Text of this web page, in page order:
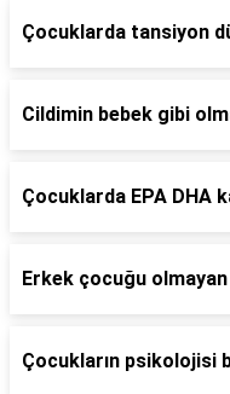
Çocuklarda tansiyon
Cildimin bebek gibi
Çocuklarda EPA DHA
Erkek çocuğu olmayan
Çocukların psikolojisi